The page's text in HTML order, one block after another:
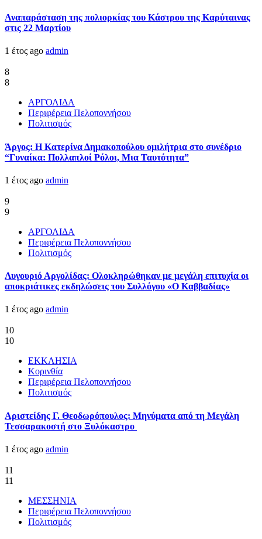
Αναπαράσταση της πολιορκίας του Κάστρου της Καρύταινας
στις 22 Μαρτίου
1 έτος ago admin
8
8
ΑΡΓΟΛΙΔΑ
Περιφέρεια Πελοποννήσου
Πολιτισμός
Άργος: Η Κατερίνα Δημακοπούλου ομιλήτρια στο συνέδριο
“Γυναίκα: Πολλαπλοί Ρόλοι, Μια Ταυτότητα”
1 έτος ago admin
9
9
ΑΡΓΟΛΙΔΑ
Περιφέρεια Πελοποννήσου
Πολιτισμός
Λυγουριό Αργολίδας: Ολοκληρώθηκαν με μεγάλη επιτυχία οι
αποκριάτικες εκδηλώσεις του Συλλόγου «Ο Καββαδίας»
1 έτος ago admin
10
10
ΕΚΚΛΗΣΙΑ
Κορινθία
Περιφέρεια Πελοποννήσου
Πολιτισμός
Αριστείδης Γ. Θεοδωρόπουλος: Μηνύματα από τη Μεγάλη
Τεσσαρακοστή στο Ξυλόκαστρο
1 έτος ago admin
11
11
ΜΕΣΣΗΝΙΑ
Περιφέρεια Πελοποννήσου
Πολιτισμός